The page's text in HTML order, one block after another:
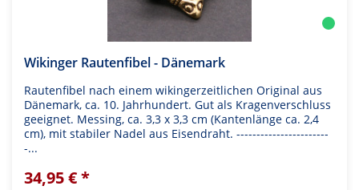
Wikinger Rautenfibel - Dänemark
Rautenfibel nach einem wikingerzeitlichen Original aus
Dänemark, ca. 10. Jahrhundert. Gut als Kragenverschluss
geeignet. Messing, ca. 3,3 x 3,3 cm (Kantenlänge ca. 2,4
cm), mit stabiler Nadel aus Eisendraht. -----------------------
-...
34,95 € *